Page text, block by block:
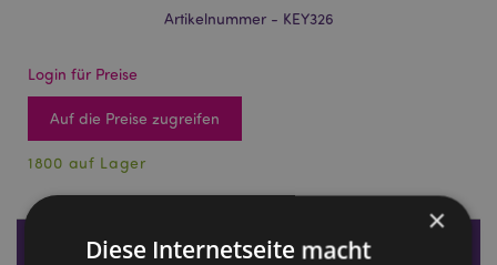
Artikelnummer - KEY326
Login für Preise
Auf die Preise zugreifen
1800 auf Lager
Produktdaten
×
Diese Internetseite macht